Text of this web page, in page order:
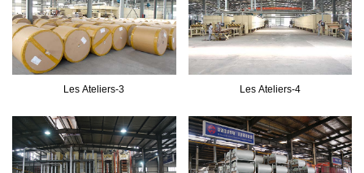
Les Ateliers-3 Les Ateliers-4